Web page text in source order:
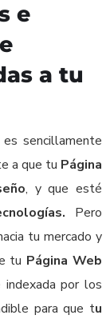
e
a tu
sencillamente
a que tu Página
, y que esté
Pero
tu mercado y
tu Página Web
por los
para que tu